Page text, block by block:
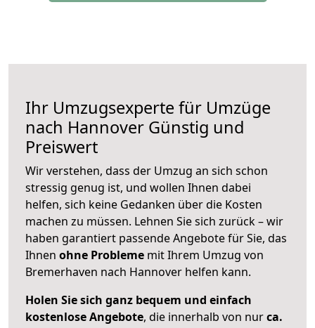
Ihr Umzugsexperte für Umzüge
nach Hannover Günstig und
Preiswert
Wir verstehen, dass der Umzug an sich schon
stressig genug ist, und wollen Ihnen dabei
helfen, sich keine Gedanken über die Kosten
machen zu müssen. Lehnen Sie sich zurück – wir
haben garantiert passende Angebote für Sie, das
Ihnen ohne Probleme mit Ihrem Umzug von
Bremerhaven nach Hannover helfen kann.
Holen Sie sich ganz bequem und einfach
kostenlose Angebote, die innerhalb von nurca.